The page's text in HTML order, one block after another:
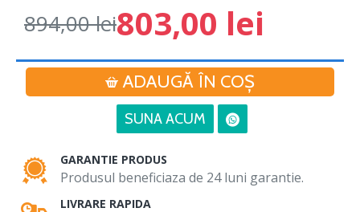
803,00 lei
894,00 lei
ADAUGĂ ÎN COŞ
SUNA ACUM
GARANTIE PRODUS
Produsul beneficiaza de 24 luni garantie.
LIVRARE RAPIDA